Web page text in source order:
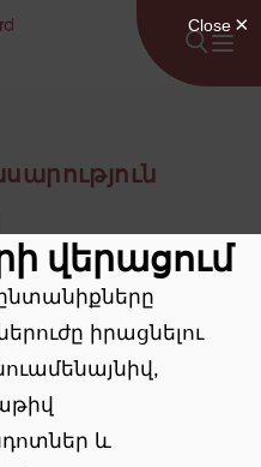
վերացում
իրացնելու
և